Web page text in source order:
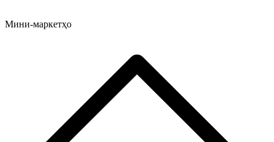
Мини-маркетҳо